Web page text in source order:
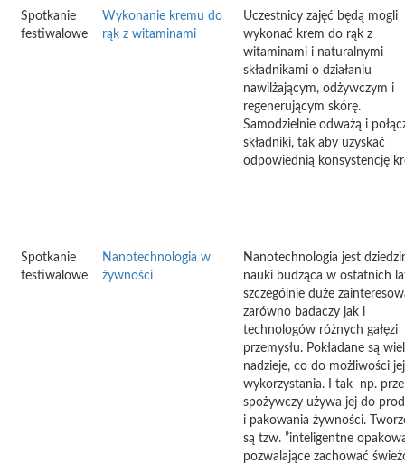
Spotkanie
festiwalowe
Wykonanie kremu do
rąk z witaminami
Uczestnicy zajęć będą mogli
wykonać krem do rąk z
witaminami i naturalnymi
składnikami o działaniu
nawilżającym, odżywczym i
regenerującym skórę.
Samodzielnie odważą i
składniki, tak aby uzyskać
odpowiednią konsystencję
Spotkanie
festiwalowe
Nanotechnologia w
żywności
Nanotechnologia jest
nauki budząca w ostatnich
szczególnie duże
zarówno badaczy jak i
technologów różnych gałęzi
przemysłu. Pokładane są
nadzieje, co do możliwości jej
wykorzystania. I tak np.
spożywczy używa jej do
i pakowania żywności.
są tzw. ”inteligentne
pozwalające zachować